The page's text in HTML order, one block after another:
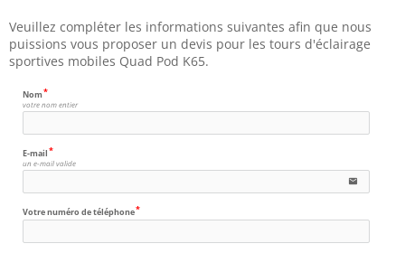
Veuillez compléter les informations suivantes afin que nous
puissions vous proposer un devis pour les tours d'éclairage
sportives mobiles Quad Pod K65.
Nom
votre nom entier
E-mail
un e-mail valide
email
Votre numéro de téléphone